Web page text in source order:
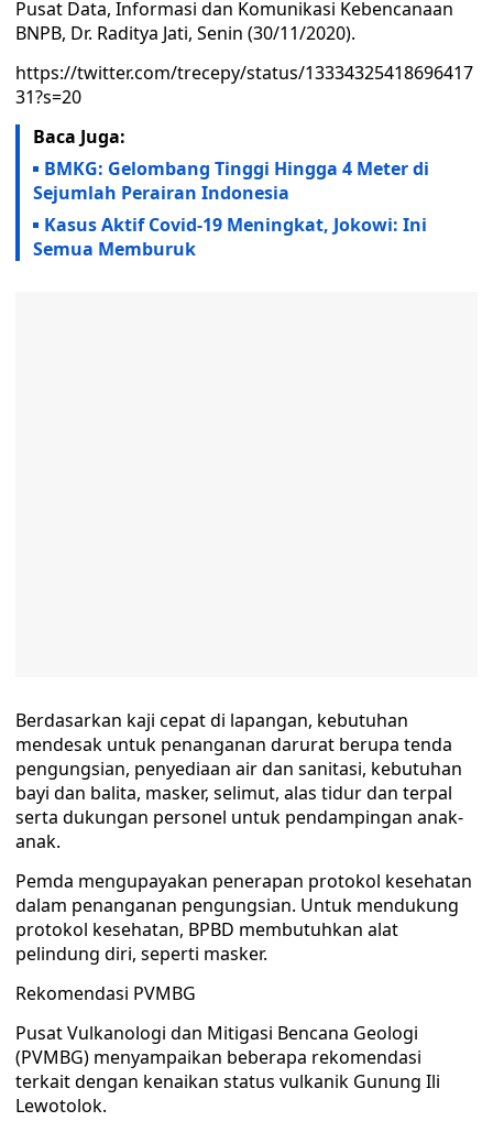
Pusat Data, Informasi dan Komunikasi Kebencanaan
BNPB, Dr. Raditya Jati, Senin (30/11/2020).
https://twitter.com/trecepy/status/13334325418696417
31?s=20
Baca Juga:
BMKG: Gelombang Tinggi Hingga 4 Meter di
Sejumlah Perairan Indonesia
Kasus Aktif Covid-19 Meningkat, Jokowi: Ini
Semua Memburuk
Berdasarkan kaji cepat di lapangan, kebutuhan
mendesak untuk penanganan darurat berupa tenda
pengungsian, penyediaan air dan sanitasi, kebutuhan
bayi dan balita, masker, selimut, alas tidur dan terpal
serta dukungan personel untuk pendampingan anak-
anak.
Pemda mengupayakan penerapan protokol kesehatan
dalam penanganan pengungsian. Untuk mendukung
protokol kesehatan, BPBD membutuhkan alat
pelindung diri, seperti masker.
Rekomendasi PVMBG
Pusat Vulkanologi dan Mitigasi Bencana Geologi
(PVMBG) menyampaikan beberapa rekomendasi
terkait dengan kenaikan status vulkanik Gunung Ili
Lewotolok.